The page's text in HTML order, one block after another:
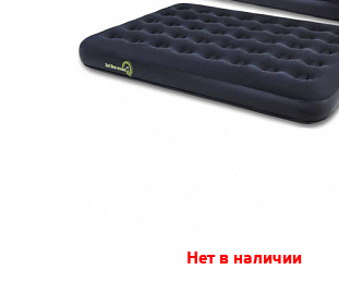
Нет в наличии